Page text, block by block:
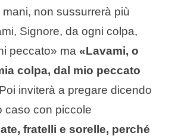
non sussurrerà più
Signore, da ogni colpa,
peccato» ma «Lavami, o
colpa, dal mio peccato
Poi inviterà a pregare dicendo
caso con piccole
fratelli e sorelle, perché